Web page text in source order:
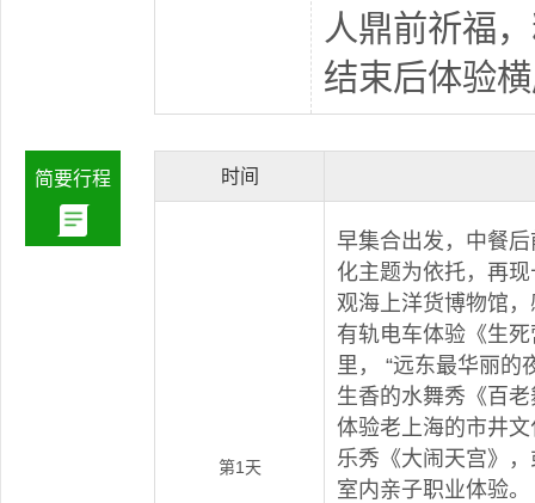
人鼎前祈福
结束后体验
简要行程 时间
第1天
早集合出发，中餐
化主题为依托，再
观海上洋货博物馆，
有轨电车体验《生
里， “远东最华丽的
生香的水舞秀《百
体验老上海的市井
乐秀《大闹天宫》
室内亲子职业体验。